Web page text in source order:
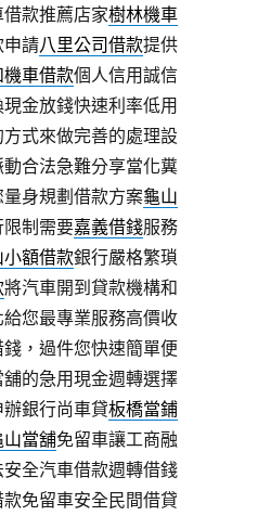
款推薦店家樹林機車
申請八里公司借款提供
機車借款個人信用誠信
現金放錢快速利率低用
式來做完善的處理設
合法急難分享當化糞
身規劃借款方案龜山
制需要嘉義借錢服務
小額借款銀行嚴格繁瑣
將汽車開到貸款機構和
您最專業服務高價收
，過件您快速簡單便
的急用現金週轉選擇
銀行尚車貸板橋當鋪
山當舖免留車讓工商融
全汽車借款週轉借錢
免留車安全民間借貸